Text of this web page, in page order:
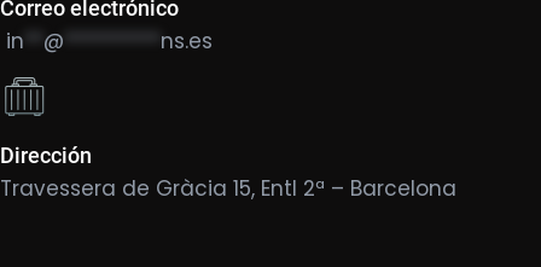
Correo electrónico
in @ ********** ns.es
Dirección
Travessera de Gràcia 15, Entl 2ª – Barcelona